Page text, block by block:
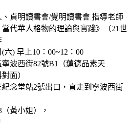
貞明讀書會/覺明讀書會 指導老師
代華人格物的理論與實踐》（21世
六) 早上10：00~12：00
寧波西街82號B1（蓮德品素天
面）
紀念堂站2號出口，直走到寧波西街
（黃小姐），